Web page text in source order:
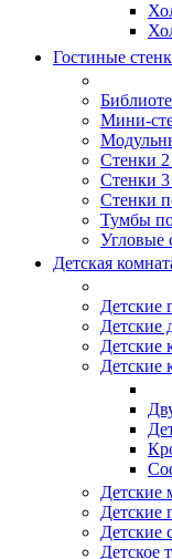
Гостиные
Мини-
Стенки 2
Стенки 3
Стенки
Тумбы
Угловые
Детская
Детские
Детские
Детские
Детские
Детские
Детские
Детские
Детское